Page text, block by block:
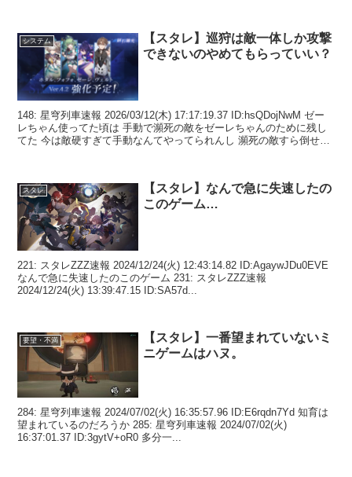
システム
【スタレ】巡狩は敵一体しか攻撃
できないのやめてもらっていい？
148: 星穹列車速報 2026/03/12(木) 17:17:19.37 ID:hsQDojNwM ゼー
レちゃん使ってた頃は 手動で瀕死の敵をゼーレちゃんのために残し
てた 今は敵硬すぎて手動なんてやってられんし 瀕死の敵すら倒せな
スタレ
【スタレ】なんで急に失速したの
このゲーム…
221: スタレZZZ速報 2024/12/24(火) 12:43:14.82 ID:AgaywJDu0EVE
なんで急に失速したのこのゲーム 231: スタレZZZ速報
2024/12/24(火) 13:39:47.15 ID:SA57d...
要望・不満
【スタレ】一番望まれていないミ
ニゲームはハヌ。
284: 星穹列車速報 2024/07/02(火) 16:35:57.96 ID:E6rqdn7Yd 知育は
望まれているのだろうか 285: 星穹列車速報 2024/07/02(火)
16:37:01.37 ID:3gytV+oR0 多分一...